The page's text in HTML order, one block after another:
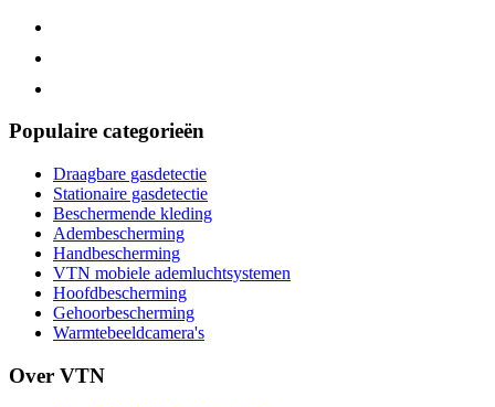
Populaire categorieën
Draagbare gasdetectie
Stationaire gasdetectie
Beschermende kleding
Adembescherming
Handbescherming
VTN mobiele ademluchtsystemen
Hoofdbescherming
Gehoorbescherming
Warmtebeeldcamera's
Over VTN